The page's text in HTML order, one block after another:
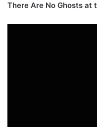
There Are No Ghosts at